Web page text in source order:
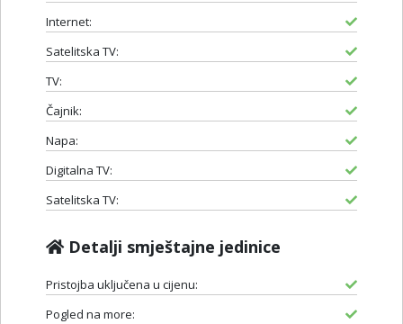
Internet:
Satelitska TV:
TV:
Čajnik:
Napa:
Digitalna TV:
Satelitska TV:
Detalji smještajne jedinice
Pristojba uključena u cijenu:
Pogled na more: